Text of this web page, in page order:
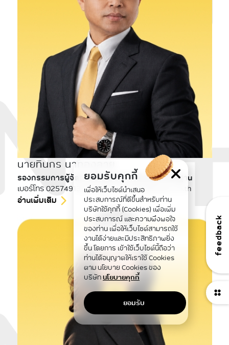
นายทินกร นาทองลาย
รองกรรมการผู้จัดการใหญ่สายงานโครงสร้างพื้นฐาน
เบอร์โทร 025749134 E-mail : thinnakn@ntplc.co.th
อ่านเพิ่มเติม
feedback
ยอมรับคุกกี้
เพื่อให้เว็บไซต์นำเสนอ
ประสบการณ์ที่ดีขึ้นสำหรับท่าน
บริษัทใช้คุกกี้ (Cookies) เพื่อเพิ่ม
ประสบการณ์ และความพึงพอใจ
ของท่าน เพื่อให้เว็บไซต์สามารถใช้
งานได้ง่ายและมีประสิทธิภาพยิ่ง
ขึ้น โดยการ เข้าใช้เว็บไซต์นี้ถือว่า
ท่านได้อนุญาตให้เราใช้ Cookies
ตาม นโยบาย Cookies ของ
บริษัทนโยบายคุกกี้
ยอมรับ
กลับขึ้นข้างบน